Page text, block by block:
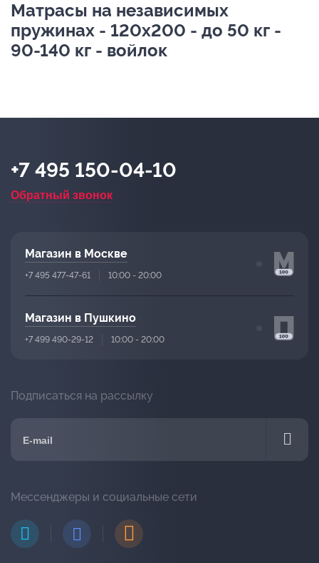
Матрасы на независимых
пружинах - 120х200 - до 50 кг -
90-140 кг - войлок
+7 495 150-04-10
Обратный звонок
Магазин в Москве
+7 495 477-47-61 10:00 - 20:00
Магазин в Пушкино
+7 499 490-29-12 10:00 - 20:00
Подписаться на рассылку
Мессенджеры и социальные сети